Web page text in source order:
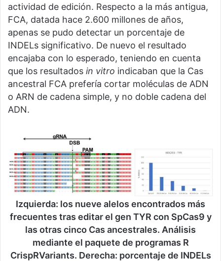
actividad de edición. Respecto a la más antigua,
FCA, datada hace 2.600 millones de años,
apenas se pudo detectar un porcentaje de
INDELs significativo. De nuevo el resultado
encajaba con lo esperado, teniendo en cuenta
que los resultados in vitro indicaban que la Cas
ancestral FCA prefería cortar moléculas de ADN
o ARN de cadena simple, y no doble cadena del
ADN.
Izquierda: los nueve alelos encontrados más
frecuentes tras editar el gen TYR con SpCas9 y
las otras cinco Cas ancestrales. Análisis
mediante el paquete de programas R
CrispRVariants. Derecha: porcentaje de INDELs